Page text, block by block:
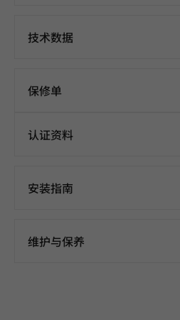
技术数据
保修单
认证资料
安装指南
维护与保养